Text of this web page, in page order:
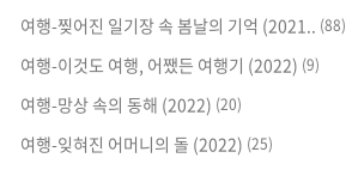
여행-찢어진 일기장 속 봄날의 기억 (2021.. (88)
여행-이것도 여행, 어쨌든 여행기 (2022) (9)
여행-망상 속의 동해 (2022) (20)
여행-잊혀진 어머니의 돌 (2022) (25)